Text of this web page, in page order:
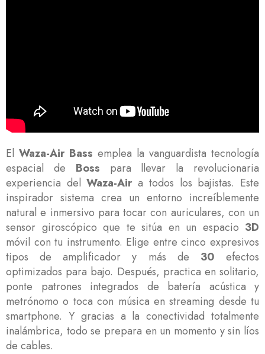
El Waza-Air Bass emplea la vanguardista tecnología
espacial de Boss para llevar la revolucionaria
experiencia delWaza-Air a todos los bajistas. Este
inspirador sistema crea un entorno increíblemente
natural e inmersivo para tocar con auriculares, con un
sensor giroscópico que te sitúa en un espacio 3D
móvil con tu instrumento. Elige entre cinco expresivos
tipos de amplificador y más de 30 efectos
optimizados para bajo. Después, practica en solitario,
ponte patrones integrados de batería acústica y
metrónomo o toca con música en streaming desde tu
smartphone. Y gracias a la conectividad totalmente
inalámbrica, todo se prepara en un momento y sin líos
de cables.